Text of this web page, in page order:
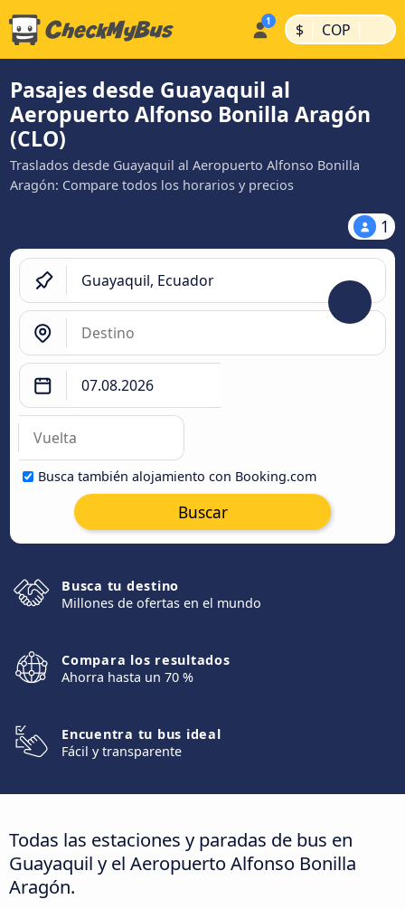
$ | COP |
Pasajes desde Guayaquil al
Aeropuerto Alfonso Bonilla Aragón
(CLO)
Traslados desde Guayaquil al Aeropuerto Alfonso Bonilla
Aragón: Compare todos los horarios y precios
1
Busca también alojamiento con Booking.com
Buscar
Busca tu destino
Millones de ofertas en el mundo
Compara los resultados
Ahorra hasta un 70 %
Encuentra tu bus ideal
Fácil y transparente
Todas las estaciones y paradas de bus en
Guayaquil y el Aeropuerto Alfonso Bonilla
Aragón.